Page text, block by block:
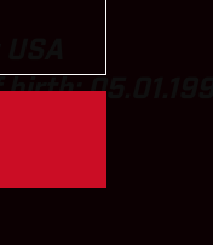
05.01.1991
350F